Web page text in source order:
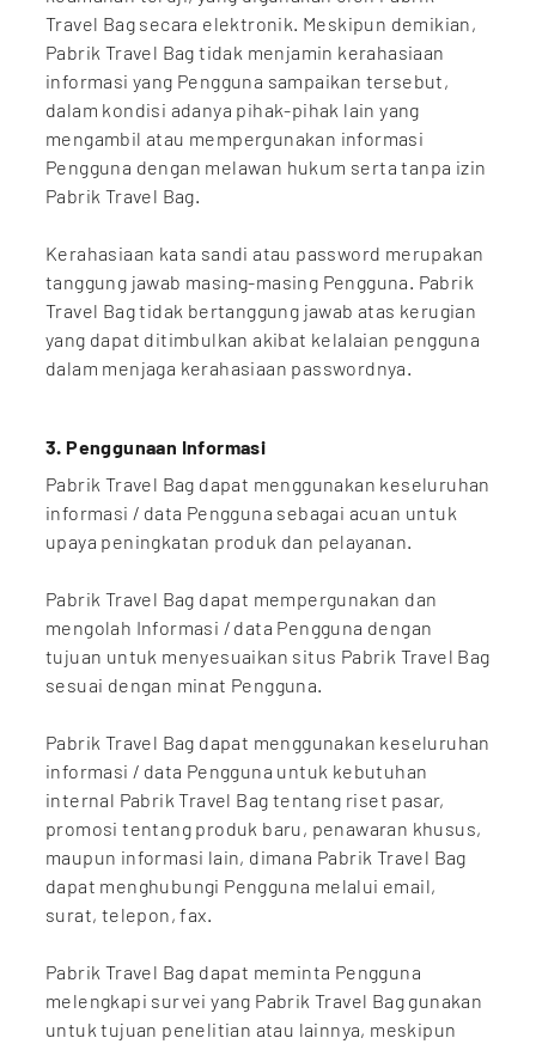
Travel Bag secara elektronik. Meskipun demikian,
Pabrik Travel Bag tidak menjamin kerahasiaan
informasi yang Pengguna sampaikan tersebut,
dalam kondisi adanya pihak-pihak lain yang
mengambil atau mempergunakan informasi
Pengguna dengan melawan hukum serta tanpa izin
Pabrik Travel Bag.
Kerahasiaan kata sandi atau password merupakan
tanggung jawab masing-masing Pengguna. Pabrik
Travel Bag tidak bertanggung jawab atas kerugian
yang dapat ditimbulkan akibat kelalaian pengguna
dalam menjaga kerahasiaan passwordnya.
3. Penggunaan Informasi
Pabrik Travel Bag dapat menggunakan keseluruhan
informasi / data Pengguna sebagai acuan untuk
upaya peningkatan produk dan pelayanan.
Pabrik Travel Bag dapat mempergunakan dan
mengolah Informasi / data Pengguna dengan
tujuan untuk menyesuaikan situs Pabrik Travel Bag
sesuai dengan minat Pengguna.
Pabrik Travel Bag dapat menggunakan keseluruhan
informasi / data Pengguna untuk kebutuhan
internal Pabrik Travel Bag tentang riset pasar,
promosi tentang produk baru, penawaran khusus,
maupun informasi lain, dimana Pabrik Travel Bag
dapat menghubungi Pengguna melalui email,
surat, telepon, fax.
Pabrik Travel Bag dapat meminta Pengguna
melengkapi survei yang Pabrik Travel Bag gunakan
untuk tujuan penelitian atau lainnya, meskipun